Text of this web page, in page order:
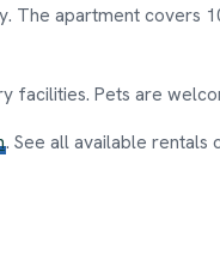
The apartment covers
facilities. Pets are
. See all available rentals